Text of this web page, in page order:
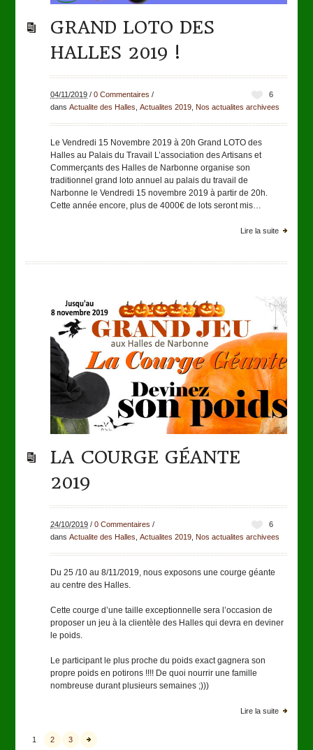
GRAND LOTO DES
HALLES 2019 !
6
04/11/2019 /0 Commentaires /
dansActualite des Halles ,Actualites 2019 Nos actualites archivees
Le Vendredi 15 Novembre 2019 à 20h Grand LOTO des
Halles au Palais du Travail L’association des Artisans et
Commerçants des Halles de Narbonne organise son
traditionnel grand loto annuel au palais du travail de
Narbonne le Vendredi 15 novembre 2019 à partir de 20h.
Cette année encore, plus de 4000€ de lots seront mis…
Lire la suite
LA COURGE GÉANTE
2019
6
24/10/2019 /0 Commentaires /
dansActualite des Halles ,Actualites 2019 Nos actualites archivees
Du 25 /10 au 8/11/2019, nous exposons une courge géante
au centre des Halles.
Cette courge d’une taille exceptionnelle sera l’occasion de
proposer un jeu à la clientèle des Halles qui devra en deviner
le poids.
Le participant le plus proche du poids exact gagnera son
propre poids en potirons !!!! De quoi nourrir une famille
nombreuse durant plusieurs semaines ;)))
Lire la suite
1 2 3